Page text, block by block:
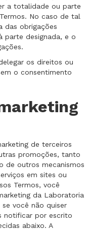
a totalidade ou parte
No caso de tal
das obrigações
parte designada, e o
os direitos ou
o consentimento
de terceiros
promoções, tanto
de outros mecanismos
em sites ou
Termos, você
da Laboratoria
você não quiser
notificar por escrito
abaixo. A